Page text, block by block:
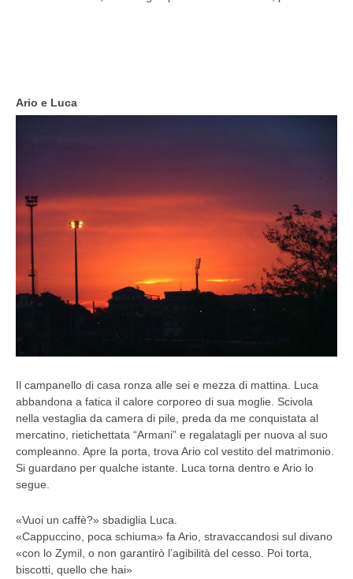
Ario e Luca
Il campanello di casa ronza alle sei e mezza di mattina. Luca
abbandona a fatica il calore corporeo di sua moglie. Scivola
nella vestaglia da camera di pile, preda da me conquistata al
mercatino, rietichettata “Armani” e regalatagli per nuova al suo
compleanno. Apre la porta, trova Ario col vestito del matrimonio.
Si guardano per qualche istante. Luca torna dentro e Ario lo
segue.
«Vuoi un caffè?» sbadiglia Luca.
«Cappuccino, poca schiuma» fa Ario, stravaccandosi sul divano
«con lo Zymil, o non garantirò l’agibilità del cesso. Poi torta,
biscotti, quello che hai»